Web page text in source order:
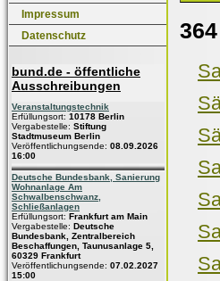
Impressum
Datenschutz
bund.de - öffentliche
Ausschreibungen
Veranstaltungstechnik
Erfüllungsort: 10178 Berlin
Vergabestelle: Stiftung
Stadtmuseum Berlin
Veröffentlichungsende: 08.09.2026
16:00
Deutsche Bundesbank, Sanierung
Wohnanlage Am
Schwalbenschwanz,
Schließanlagen
Erfüllungsort: Frankfurt am Main
Vergabestelle: Deutsche
Bundesbank, Zentralbereich
Beschaffungen, Taunusanlage 5,
60329 Frankfurt
Veröffentlichungsende: 07.02.2027
15:00